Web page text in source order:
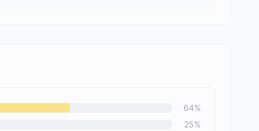
64%
25%